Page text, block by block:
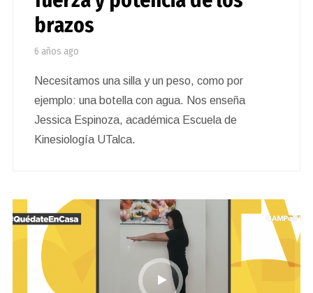
brazos
6 años ago
Necesitamos una silla y un peso, como por
ejemplo: una botella con agua. Nos enseña
Jessica Espinoza, académica Escuela de
Kinesiología UTalca.